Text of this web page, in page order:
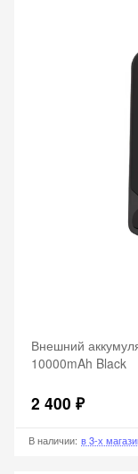
Внешний
10000mAh Black
2 400 ₽
В наличии: в 3-х